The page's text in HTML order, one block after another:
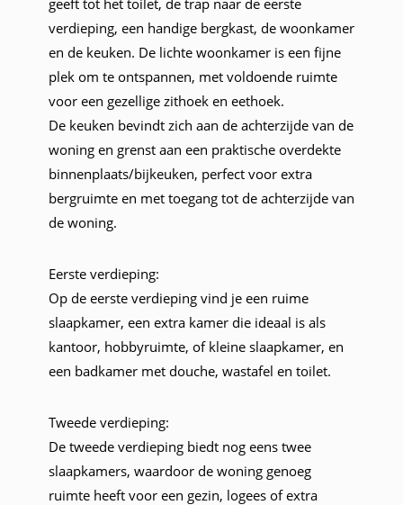
verdieping, een handige bergkast, de woonkamer
en de keuken. De lichte woonkamer is een fijne
plek om te ontspannen, met voldoende ruimte
voor een gezellige zithoek en eethoek.
De keuken bevindt zich aan de achterzijde van de
woning en grenst aan een praktische overdekte
binnenplaats/bijkeuken, perfect voor extra
bergruimte en met toegang tot de achterzijde van
de woning.
Eerste verdieping:
Op de eerste verdieping vind je een ruime
slaapkamer, een extra kamer die ideaal is als
kantoor, hobbyruimte, of kleine slaapkamer, en
een badkamer met douche, wastafel en toilet.
Tweede verdieping:
De tweede verdieping biedt nog eens twee
slaapkamers, waardoor de woning genoeg
ruimte heeft voor een gezin, logees of extra